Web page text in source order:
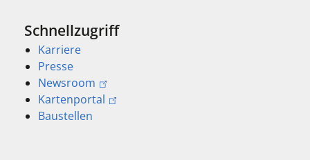
Schnellzugriff
Karriere
Presse
Newsroom
Kartenportal
Baustellen